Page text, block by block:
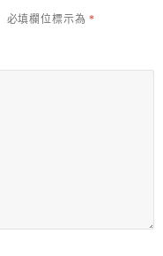
必填欄位標示為*